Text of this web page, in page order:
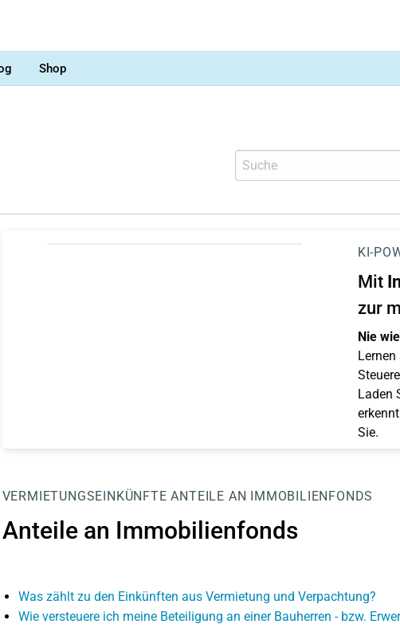
Shop
KI-
Mit
zur
Nie
Lernen
Laden
Sie.
VERMIETUNGSEINKÜNFTE ANTEILE AN IMMOBILIENFONDS
Anteile an Immobilienfonds
Was zählt zu den Einkünften aus Vermietung und Verpachtung?
Wie versteuere ich meine Beteiligung an einer Bauherren - bzw.